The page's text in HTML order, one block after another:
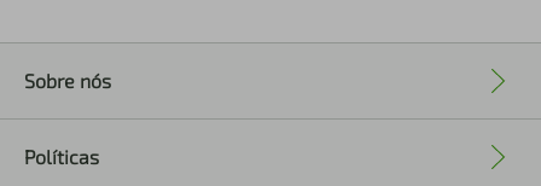
Sobre nós
Políticas